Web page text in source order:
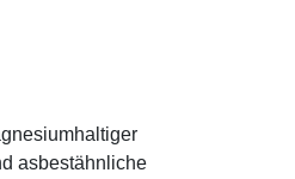
asbestähnliche